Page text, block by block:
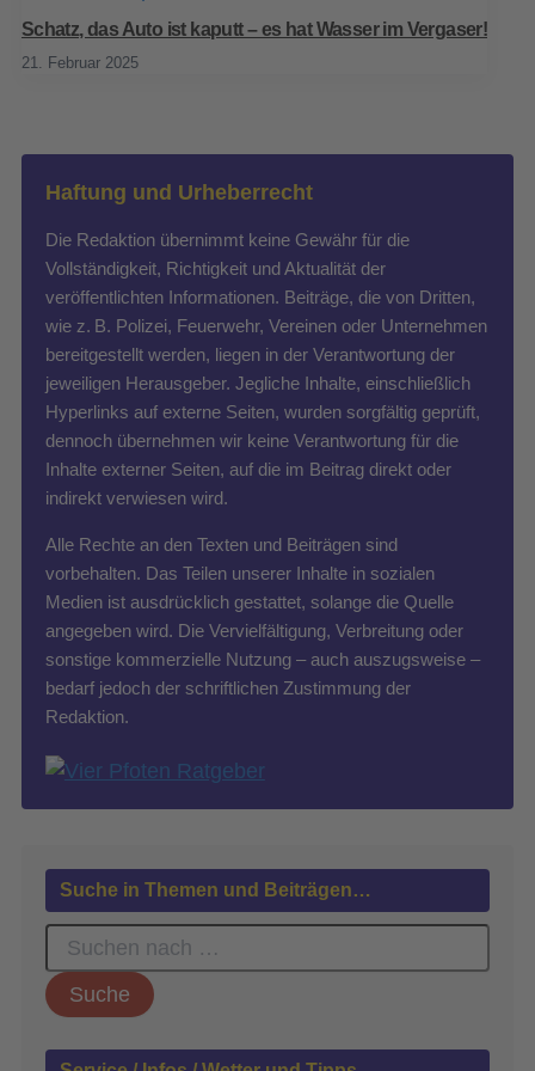
Schatz, das Auto ist kaputt – es hat Wasser im Vergaser!
21. Februar 2025
Haftung und Urheberrecht
Die Redaktion übernimmt keine Gewähr für die
Vollständigkeit, Richtigkeit und Aktualität der
veröffentlichten Informationen. Beiträge, die von Dritten,
wie z. B. Polizei, Feuerwehr, Vereinen oder Unternehmen
bereitgestellt werden, liegen in der Verantwortung der
jeweiligen Herausgeber. Jegliche Inhalte, einschließlich
Hyperlinks auf externe Seiten, wurden sorgfältig geprüft,
dennoch übernehmen wir keine Verantwortung für die
Inhalte externer Seiten, auf die im Beitrag direkt oder
indirekt verwiesen wird.
Alle Rechte an den Texten und Beiträgen sind
vorbehalten. Das Teilen unserer Inhalte in sozialen
Medien ist ausdrücklich gestattet, solange die Quelle
angegeben wird. Die Vervielfältigung, Verbreitung oder
sonstige kommerzielle Nutzung – auch auszugsweise –
bedarf jedoch der schriftlichen Zustimmung der
Redaktion.
Suche in Themen und Beiträgen…
c
h
n